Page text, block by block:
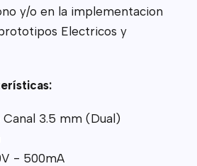
y/o en la implementacion
Electricos y
3.5 mm (Dual)
- 500mA